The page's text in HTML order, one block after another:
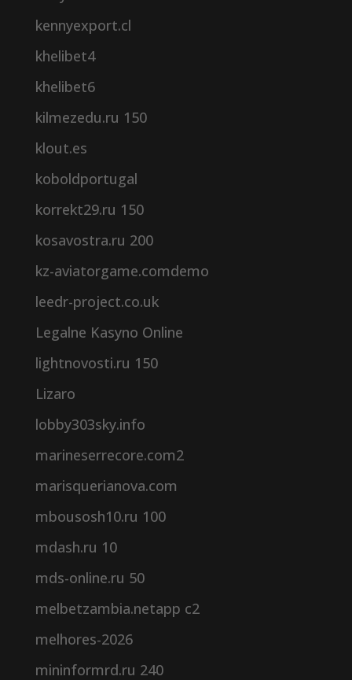
kennyexport.cl
khelibet4
khelibet6
kilmezedu.ru 150
klout.es
koboldportugal
korrekt29.ru 150
kosavostra.ru 200
kz-aviatorgame.comdemo
leedr-project.co.uk
Legalne Kasyno Online
lightnovosti.ru 150
Lizaro
lobby303sky.info
marineserrecore.com2
marisquerianova.com
mbousosh10.ru 100
mdash.ru 10
mds-online.ru 50
melbetzambia.netapp c2
melhores-2026
mininformrd.ru 240